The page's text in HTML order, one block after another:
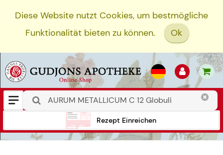
Diese Website nutzt Cookies, um bestmögliche
Funktionalität bieten zu können.
Ok
Rezept Einreichen